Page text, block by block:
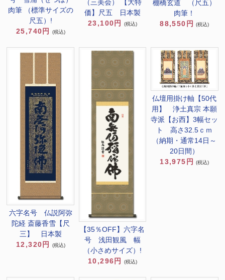
肉筆 （標準サイズの
尺五）!
25,740円
(税込)
（三美会） 【大特
価】尺五 日本製
23,100円
(税込)
棚橋玄道 （尺五）
肉筆！
88,550円
(税込)
六字名号 仏説阿弥
陀経 斎藤香雪【尺
三】 日本製
12,320円
(税込)
【35％OFF】六字名
号 浅田観風 幅
（小さめサイズ）!
10,296円
(税込)
仏壇用掛け軸【50代
用】 浄土真宗 本願
寺派【お西】3幅セッ
ト 高さ32.5ｃｍ
（納期・通常14日～
20日間）
13,975円 (税込)